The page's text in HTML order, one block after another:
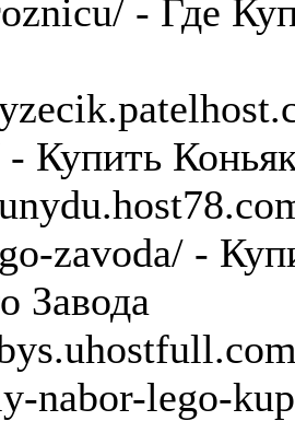
- Где
Купить
zavoda/ -
Завода
nabor-lego-